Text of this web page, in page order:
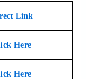
Link
Here
Here